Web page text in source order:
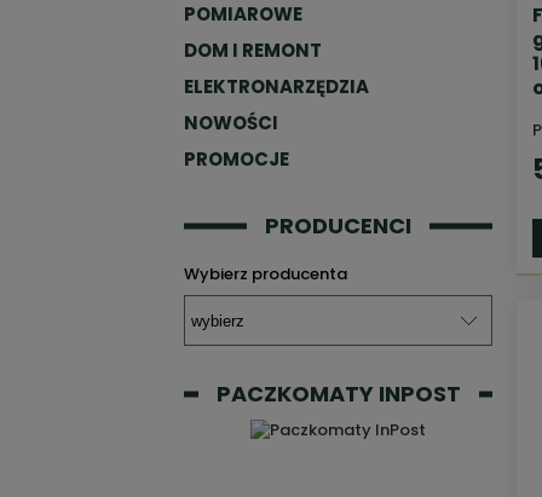
POMIAROWE
DOM I REMONT
ELEKTRONARZĘDZIA
NOWOŚCI
PROMOCJE
PRODUCENCI
Wybierz producenta
PACZKOMATY INPOST